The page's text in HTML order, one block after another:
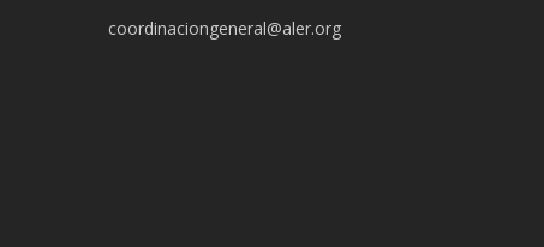
coordinaciongeneral@aler.org